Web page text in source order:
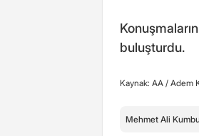
buluşturdu.
Kaynak: AA / Adem
Mehmet Ali